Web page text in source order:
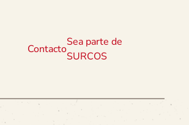
Contacto
Sea parte de
SURCOS